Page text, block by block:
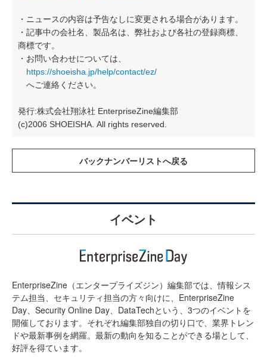
・ニュースの内容は予告なしに変更される場合があります。
・記事中の会社名、製品名は、弊社および各社の登録商標、
商標です。
・お問い合わせについては、
https://shoeisha.jp/help/contact/ez/
へご連絡ください。
発行:株式会社翔泳社 EnterpriseZine編集部
(c)2006 SHOEISHA. All rights reserved.
イベント
EnterpriseZine（エンタープライズジン）編集部では、情報シス
テム担当、セキュリティ担当の方々向けに、EnterpriseZine
Day、Security Online Day、DataTechという、3つのイベントを
開催しております。それぞれ編集部独自の切り口で、業界トレン
ドや最新事例を網羅。最新の動向を知ることができる場として、
好評を得ています。